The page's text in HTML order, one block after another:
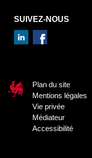
SUIVEZ-NOUS
Plan du site
Mentions légales
Vie privée
Médiateur
Accessibilité